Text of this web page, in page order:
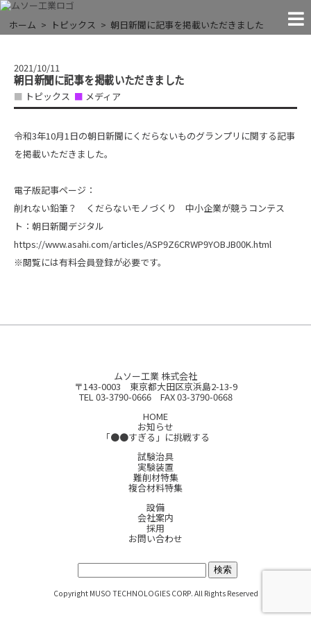
お知らせ
「●●すぎる」に挑戦する
試験治具
実験装置
設 備
会社案内
採 用
お問い合わせ
NEWS
ホーム トピックス 朝日新聞に記事を掲載いただきました
2021/10/11
朝日新聞に記事を掲載いただきました
トピックス メディア
令和3年10月1日の朝日新聞にくだらないものグランプリに関する記事
を掲載いただきました。
電子版記事ページ：
削れない鉛筆？ くだらないモノづくり 中小企業が競うコンテス
ト：朝日新聞デジタル
https://www.asahi.com/articles/ASP9Z6CRWP9YOBJB00K.html
※閲覧には有料会員登録が必要です。
ムソー工業 株式会社
〒143-0003 東京都大田区京浜島2-13-9
TEL 03-3790-0666 FAX 03-3790-0668
HOME
お知らせ
「●●すぎる」に挑戦する
試験治具
実験装置
難削材特集
複合材料特集
設備
会社案内
採用
お問い合わせ
サイト内検索:
Copyright MUSO TECHNOLOGIES CORP. All Rights Reserved